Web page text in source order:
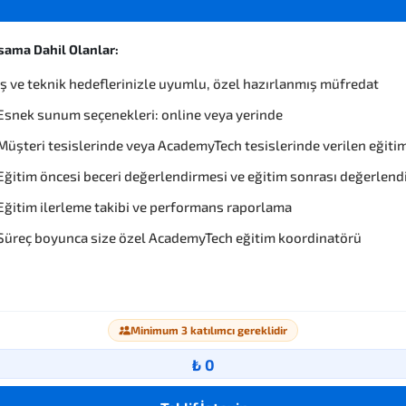
Dahil Olanlar:
ve teknik hedeflerinizle uyumlu, özel hazırlanmış müfredat
sunum seçenekleri: online veya yerinde
tesislerinde veya AcademyTech tesislerinde verilen
öncesi beceri değerlendirmesi ve eğitim sonrası
ilerleme takibi ve performans raporlama
boyunca size özel AcademyTech eğitim koordinatörü
Minimum 3 katılımcı gereklidir
₺ 0